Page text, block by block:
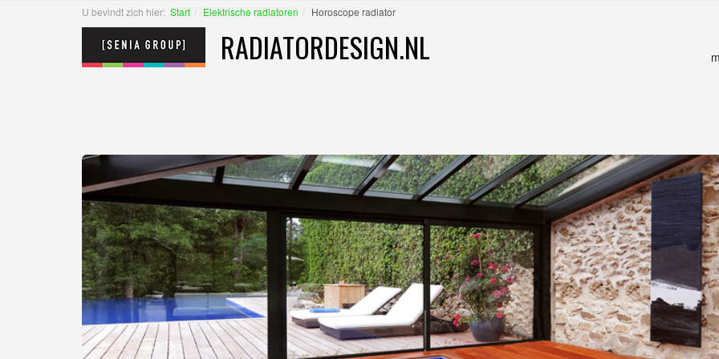
U bevindt zich hier: Start Elektrische radiatoren Horoscope radiator
RADIATORDESIGN.NL